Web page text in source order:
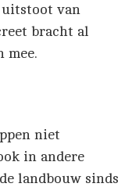
uitstoot van
bracht al
mee.
niet
in andere
landbouw sinds